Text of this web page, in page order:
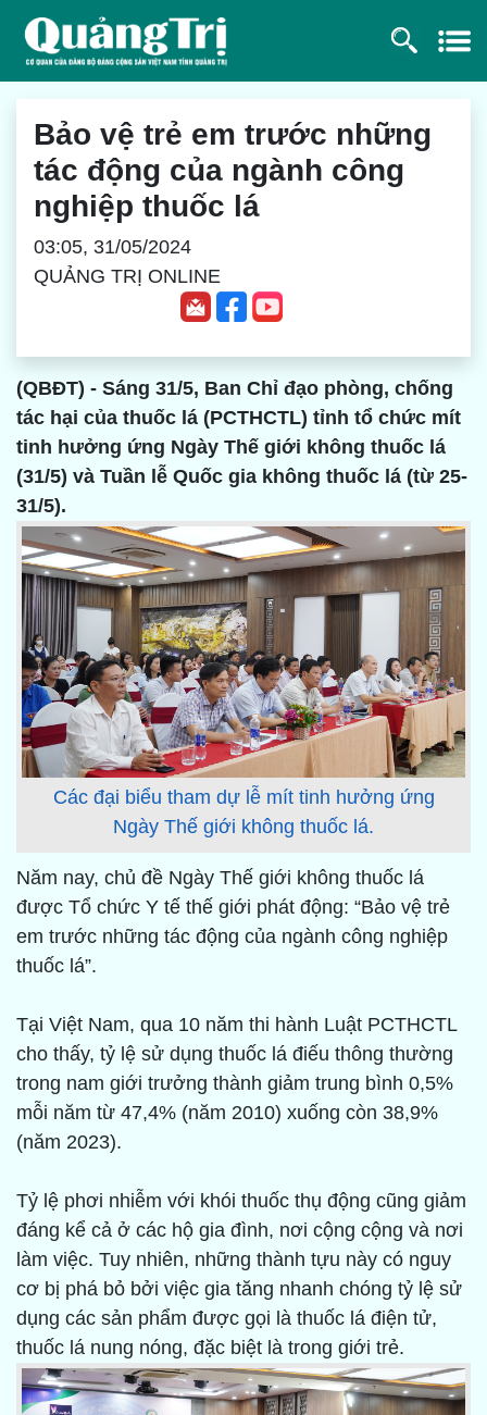
Bảo vệ trẻ em trước những
tác động của ngành công
nghiệp thuốc lá
03:05, 31/05/2024
QUẢNG TRỊ ONLINE
(QBĐT) - Sáng 31/5, Ban Chỉ đạo phòng, chống
tác hại của thuốc lá (PCTHCTL) tỉnh tổ chức mít
tinh hưởng ứng Ngày Thế giới không thuốc lá
(31/5) và Tuần lễ Quốc gia không thuốc lá (từ 25-
31/5).
Các đại biểu tham dự lễ mít tinh hưởng ứng
Ngày Thế giới không thuốc lá.
Năm nay, chủ đề Ngày Thế giới không thuốc lá
được Tổ chức Y tế thế giới phát động: “Bảo vệ trẻ
em trước những tác động của ngành công nghiệp
thuốc lá”.
Tại Việt Nam, qua 10 năm thi hành Luật PCTHCTL
cho thấy, tỷ lệ sử dụng thuốc lá điếu thông thường
trong nam giới trưởng thành giảm trung bình 0,5%
mỗi năm từ 47,4% (năm 2010) xuống còn 38,9%
(năm 2023).
Tỷ lệ phơi nhiễm với khói thuốc thụ động cũng giảm
đáng kể cả ở các hộ gia đình, nơi cộng cộng và nơi
làm việc. Tuy nhiên, những thành tựu này có nguy
cơ bị phá bỏ bởi việc gia tăng nhanh chóng tỷ lệ sử
dụng các sản phẩm được gọi là thuốc lá điện tử,
thuốc lá nung nóng, đặc biệt là trong giới trẻ.